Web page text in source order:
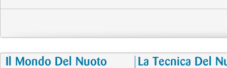
Il Mondo Del Nuoto La Tecnica Del